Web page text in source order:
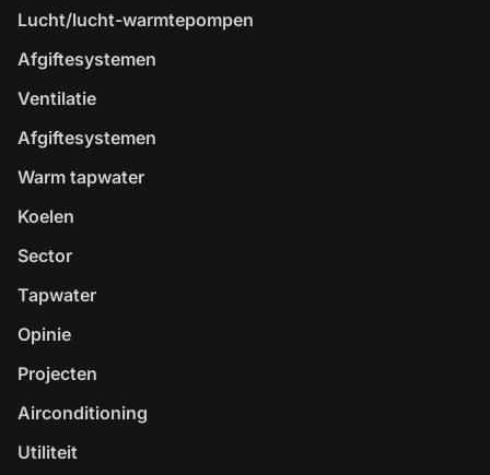
Lucht/lucht-warmtepompen
Afgiftesystemen
Ventilatie
Afgiftesystemen
Warm tapwater
Koelen
Sector
Tapwater
Opinie
Projecten
Airconditioning
Utiliteit